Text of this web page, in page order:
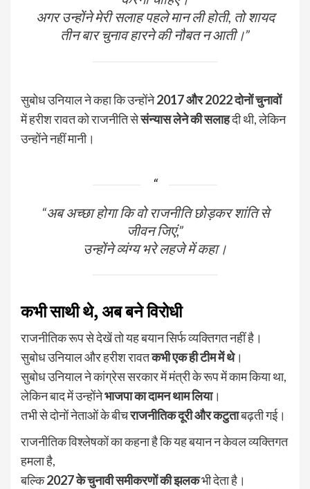
अगर उन्होंने मेरी सलाह पहले मान ली होती, तो शायद
तीन बार चुनाव हारने की नौबत न आती।”
सुबोध उनियाल ने कहा कि उन्होंने2017 और 2022 दोनों चुनावों
में हरीश रावत को राजनीति सेसंन्यास लेने की सलाहदी थी, लेकिन
उन्होंने नहीं मानी।
“अब अच्छा होगा कि वो राजनीति छोड़कर शांति से
जीवन जिएं,”
उन्होंने व्यंग्य भरे लहजे में कहा।
कभी साथी थे, अब बने विरोधी
राजनीतिक रूप से देखें तो यह बयान सिर्फ व्यक्तिगत नहीं है।
सुबोध उनियाल और हरीश रावतकभी एक ही टीम में थे।
सुबोध उनियाल ने कांग्रेस सरकार में मंत्री के रूप में काम किया था,
लेकिन बाद में उन्होंनेभाजपा का दामन थाम लिया।
तभी से दोनों नेताओं के बीचराजनीतिक दूरी और कटुताबढ़ती गई।
राजनीतिक विश्लेषकों का कहना है कि यह बयान न केवल व्यक्तिगत
हमला है,
बल्कि2027 के चुनावी समीकरणों की झलकभी देता है।